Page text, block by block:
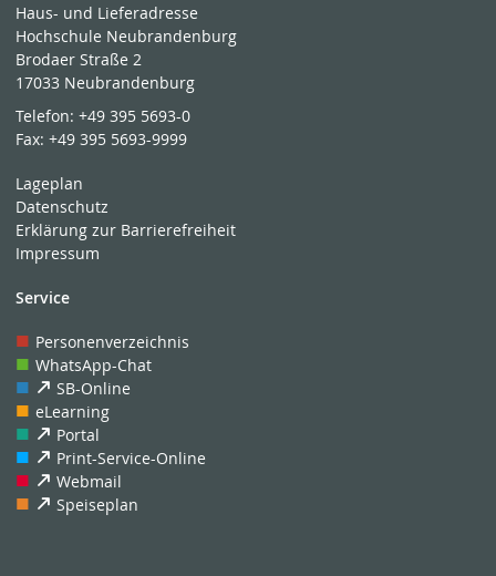
Haus- und Lieferadresse
Hochschule Neubrandenburg
Brodaer Straße 2
17033 Neubrandenburg
Telefon:+49 395 5693-0
Fax:+49 395 5693-9999
Lageplan
Datenschutz
Erklärung zur Barrierefreiheit
Impressum
Service
Personenverzeichnis
WhatsApp-Chat
SB-Online
eLearning
Portal
Print-Service-Online
Webmail
Speiseplan